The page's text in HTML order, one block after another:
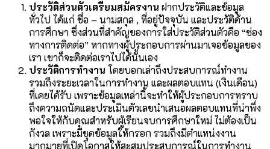
ประวัติส่วนตัวเตรียมสมัครงาน ฝากประวัติและข้อมูล
ทั่วไป ได้แก่ ชื่อ – นามสกุล , ที่อยู่ปัจจุบัน และประวัติด้าน
การศึกษา ซึ่งส่วนที่สำคัญของการใส่ประวัติส่วนตัวคือ “ช่อง
ทางการติดต่อ” หากทางผู้ประกอบการผ่านมาเจอข้อมูลของ
เรา เขาก็จะติดต่อเราไปได้นั้นเอง
ประวัติการทำงาน โดยบอกเล่าถึงประสบการณ์ทำงาน
รวมถึงระยะเวลาในการทำงาน และผลตอบแทน (เงินเดือน)
ที่เคยได้รับ เพราะข้อมูลเหล่านี้จะทำให้ผู้ประกอบการทราบ
ถึงความถนัดและประเมินตัวเลขนำเสนอผลตอบแทนที่น่าพึ่ง
พอใจให้กับคุณสำหรับผู้เรียนจบการศึกษาใหม่ ไม่ต้องเป็น
กังวล เพราะมีชุดข้อมูลให้กรอก รวมถึงมีตำแหน่งงาน
มากมายที่เปิดโอกาสให้สะสมประสบการณ์ในการทำงาน